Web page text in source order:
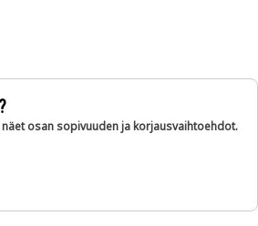
näet osan sopivuuden ja korjausvaihtoehdot.